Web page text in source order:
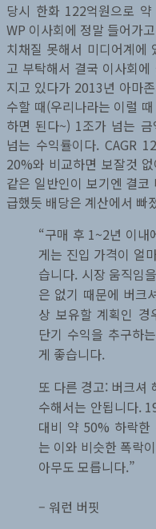
당시 한화 122억원으로
WP 이사회에 정말 들어가
치채질 못해서 미디어계에
고 부탁해서 결국 이사회
지고 있다가 2013년 아마
수할 때(우리나라는 이럴
하면 된다~) 1조가 넘는
넘는 수익률이다. CAGR
20%와 비교하면 보잘것
같은 일반인이 보기엔 결
급했듯 배당은 계산에서 빠
“구매 후 1~2년 이내
게는 진입 가격이 얼
습니다. 시장 움직임
은 없기 때문에 버크
상 보유할 계획인 경
단기 수익을 추구하
게 좋습니다.
또 다른 경고: 버크셔
수해서는 안됩니다.
대비 약 50% 하락한
는 이와 비슷한 폭락
아무도 모릅니다.”
– 워런 버핏